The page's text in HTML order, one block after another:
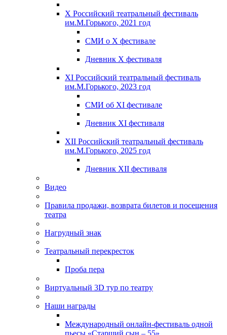
X Российский театральный фестиваль
им.М.Горького, 2021 год
СМИ о X фестивале
Дневник X фестиваля
XI Российский театральный фестиваль
им.М.Горького, 2023 год
СМИ об XI фестивале
Дневник XI фестиваля
XII Российский театральный фестиваль
им.М.Горького, 2025 год
Дневник XII фестиваля
Видео
Правила продажи, возврата билетов и посещения
театра
Нагрудный знак
Театральный перекресток
Проба пера
Виртуальный 3D тур по театру
Наши награды
Международный онлайн-фестиваль одной
пьесы «Старший сын – 55»